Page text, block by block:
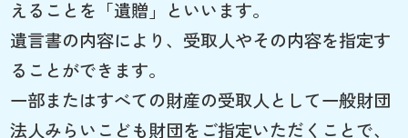
えることを「遺贈」といいます。
遺言書の内容により、受取人やその内容を指定す
ることができます。
一部またはすべての財産の受取人として一般財団
法人みらいこども財団をご指定いただくことで、